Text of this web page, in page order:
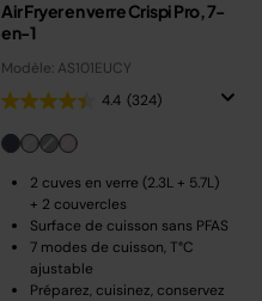
Air Fryer en verre Crispi Pro, 7-
en-1
Modèle: AS101EUCY
4.4 (324)
2 cuves en verre (2.3L + 5.7L)
+ 2 couvercles
Surface de cuisson sans PFAS
7 modes de cuisson, T°C
ajustable
Préparez, cuisinez, conservez